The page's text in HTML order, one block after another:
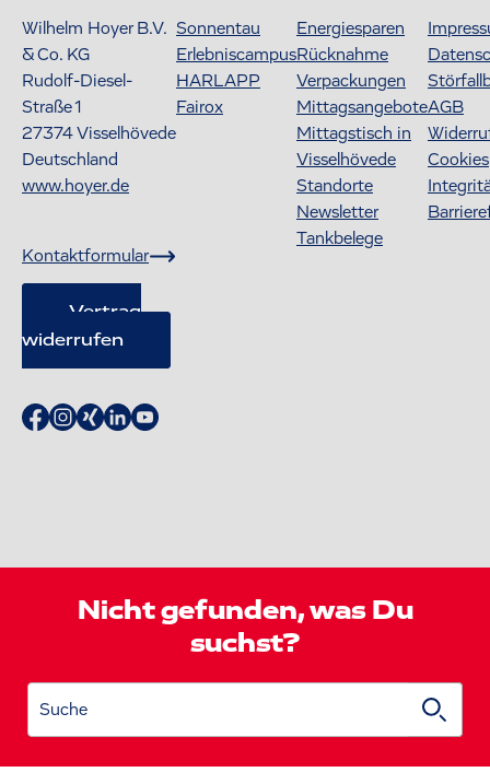
Wilhelm Hoyer B.V.
& Co. KG
Rudolf-Diesel-
Straße 1
27374Visselhövede
Deutschland
www.hoyer.de
Kontaktformular
Vertrag
widerrufen
Sonnentau
Erlebniscampus
HARLAPP
Fairox
Energiesparen
Rücknahme
Verpackungen
Mittagsangebote
Mittagstisch in
Visselhövede
Standorte
Newsletter
Tankbelege
AGB
Cookies
Nicht gefunden, was Du
suchst?
Suche